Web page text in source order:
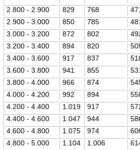
2.800 - 2.900
829 768
2.900 - 3.000
850 785
3.000 - 3.200
872 802
3.200 - 3.400
894 820
3.400 - 3.600
917 837
3.600 - 3.800
941 855
3.800 - 4.000
966 874
4.000 - 4.200
992 894
4.200 - 4.400
1.019 917
4.400 - 4.600
1.047 944
4.600 - 4.800
1.075 974
4.800 - 5.000
1.104 1.006